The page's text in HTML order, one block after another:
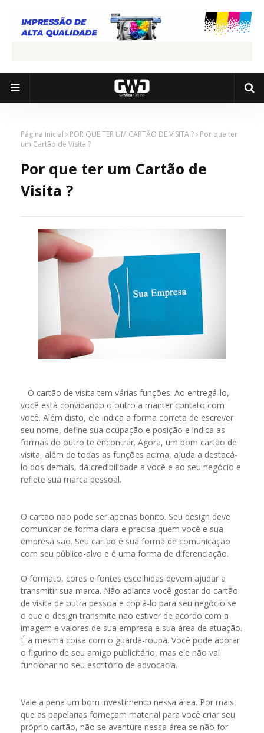
Página inicial POR QUE TER UM CARTÃO DE VISITA ?
Por que ter
um Cartão de Visita ?
Por que ter um Cartão de
Visita ?
O cartão de visita tem várias funções. Ao entregá-lo,
você está convidando o outro a manter contato com
você. Além disto, ele indica a forma correta de escrever
seu nome, define sua ocupação e posição e indica as
formas do outro te encontrar. Agora, um bom cartão de
visita, além de todas as funções acima, ajuda a destacá-
lo dos demais, dá credibilidade a você e ao seu negócio e
reflete sua marca pessoal.
O cartão não pode ser apenas bonito. Seu design deve
comunicar de forma clara e precisa quem você e sua
empresa são. Seu cartão é sua forma de comunicação
com seu público-alvo e é uma forma de diferenciação.
O formato, cores e fontes escolhidas devem ajudar a
transmitir sua marca. Não adianta você gostar do cartão
de visita de outra pessoa e copiá-lo para seu negócio se
o que o design transmite não estiver de acordo com a
imagem e valores de sua empresa e sua área de atuação.
É a mesma coisa com o guarda-roupa. Você pode adorar
o figurino de seu amigo publicitário, mas ele não vai
funcionar no seu escritório de advocacia.
Vale a pena um bom investimento nessa área. Por mais
que as papelarias forneçam material para você criar seu
próprio cartão, não se aventure nessa área se não for